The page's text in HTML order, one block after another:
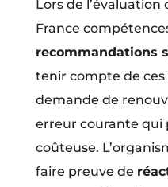
Lors de l’évaluation
France
recommandations
tenir compte de ces
demande de
erreur courante qui
coûteuse.
faire preuve de